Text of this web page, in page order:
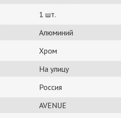
1 шт.
Алюминий
Хром
На улицу
Россия
AVENUE